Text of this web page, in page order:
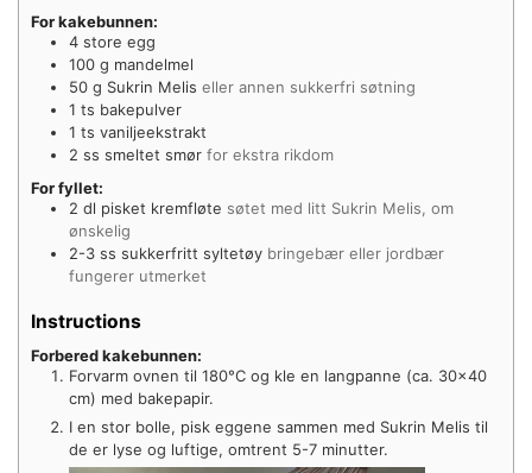
For kakebunnen:
4 store egg
100 g mandelmel
50 g Sukrin Melis eller annen sukkerfri søtning
1 ts bakepulver
1 ts vaniljeekstrakt
2 ss smeltet smør for ekstra rikdom
For fyllet:
2 dl pisket kremfløte søtet med litt Sukrin Melis, om
ønskelig
2-3 ss sukkerfritt syltetøy bringebær eller jordbær
fungerer utmerket
Instructions
Forbered kakebunnen:
Forvarm ovnen til 180°C og kle en langpanne (ca. 30×40
cm) med bakepapir.
I en stor bolle, pisk eggene sammen med Sukrin Melis til
de er lyse og luftige, omtrent 5-7 minutter.